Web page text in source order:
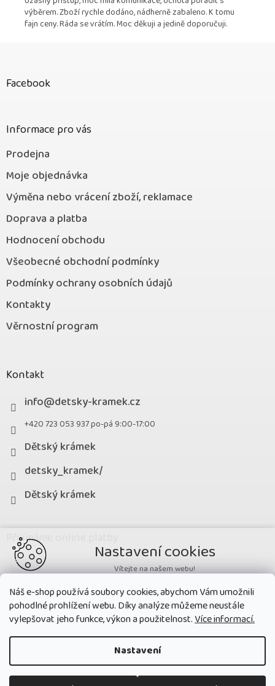
Náš e-shop používá soubory cookies, abychom Vám umožnili
pohodlné prohlížení webu. Díky analýze můžeme neustále
vylepšovat jeho funkce, výkon a použitelnost.Více informací.
Nastavení
výběrem. Zboží rychle dodáno, nádherně zabaleno. K tomu
fajn ceny. Ráda se vrátím. Moc děkuji a jedině doporučuji.
Facebook
Informace pro vás
Prodejna
Moje objednávka
Výměna nebo vrácení zboží, reklamace
Doprava a platba
Hodnocení obchodu
Všeobecné obchodní podmínky
Podmínky ochrany osobních údajů
Kontakty
Věrnostní program
Kontakt
info@detsky-kramek.cz
+420 723 053 937 po-pá 9:00-17:00
Dětský krámek
detsky_kramek/
Dětský krámek
Přijímáme online platby
Copyright 2026Dětský krámek. Všechna práva vyhrazena.Upravit
Nastavení cookies
Vítejte na našem webu!
Potřebujeme nastavit cookies a související technologie, aby
zobrazovaný obsah odpovídal vašim potřebám a vy na webu nalezli
přesně to, co potřebujete. Soubory cookies používané na našem webu
nikdy neslouží ke zjišťování totožnosti uživatelů stránek.
Přijmout všechny cookies
Nastavit